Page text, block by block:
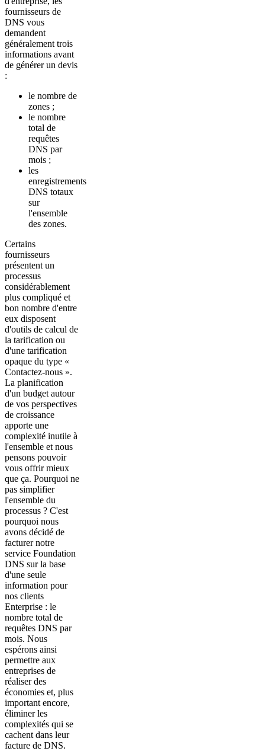
fournisseurs de
DNS vous
demandent
généralement trois
informations avant
de générer un devis
:
le nombre de
zones ;
le nombre
total de
requêtes
DNS par
mois ;
les
enregistrements
DNS totaux
sur
l'ensemble
des zones.
Certains
fournisseurs
présentent un
processus
considérablement
plus compliqué et
bon nombre d'entre
eux disposent
d'outils de calcul de
la tarification ou
d'une tarification
opaque du type «
Contactez-nous ».
La planification
d'un budget autour
de vos perspectives
de croissance
apporte une
complexité inutile à
l'ensemble et nous
pensons pouvoir
vous offrir mieux
que ça. Pourquoi ne
pas simplifier
l'ensemble du
processus ? C'est
pourquoi nous
avons décidé de
facturer notre
service Foundation
DNS sur la base
d'une seule
information pour
nos clients
Enterprise : le
nombre total de
requêtes DNS par
mois. Nous
espérons ainsi
permettre aux
entreprises de
réaliser des
économies et, plus
important encore,
éliminer les
complexités qui se
cachent dans leur
facture de DNS.